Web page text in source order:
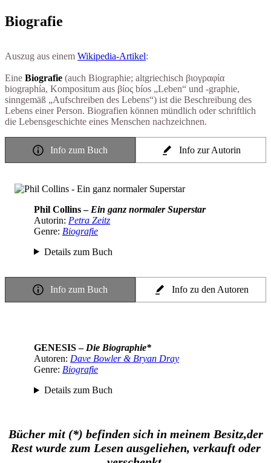
Biografie
Auszug aus einem Wikipedia-Artikel:
Eine Biografie (auch Biographie; altgriechisch βιογραφία
biographía, Kompositum aus βίος bíos „Leben“ und -graphie,
sinngemäß „Aufschreiben des Lebens“) ist die Beschreibung des
Lebens einer Person. Biografien können mündlich oder schriftlich
die Lebensgeschichte eines Menschen nachzeichnen.
Info zum Buch Info zur Autorin
Phil Collins – Ein ganz normaler Superstar
Autorin: Petra Zeitz
Genre: Biografie
Details zum Buch
Info zum Buch Info zu den Autoren
GENESIS – Die Biographie*
Autoren: Dave Bowler & Bryan Dray
Genre: Biografie
Details zum Buch
Bücher mit (*) befinden sich in meinem Besitz,der
Rest wurde zum Lesen ausgeliehen, verkauft oder